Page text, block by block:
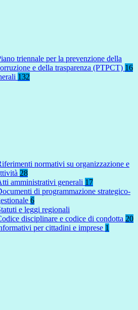
triennale per la prevenzione della
e della trasparenza (PTPCT) 16
132
normativi su organizzazione e
28
amministrativi generali 17
di programmazione strategico-
6
e leggi regionali
disciplinare e codice di condotta 20
per cittadini e imprese 1